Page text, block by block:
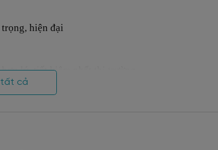
hiện đại
hợp lý, tiết kiệm nhất thị trường
tất cả